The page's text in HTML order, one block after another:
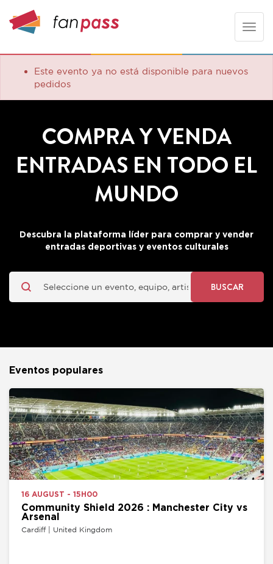
Toggle
Este evento ya no está disponible para nuevos
pedidos
COMPRA Y VENDA
ENTRADAS EN TODO EL
MUNDO
Descubra la plataforma líder para comprar y vender
entradas deportivas y eventos culturales
BUSCAR
Eventos populares
16 AUGUST - 15H00
Community Shield 2026 : Manchester City vs
Arsenal
Cardiff | United Kingdom